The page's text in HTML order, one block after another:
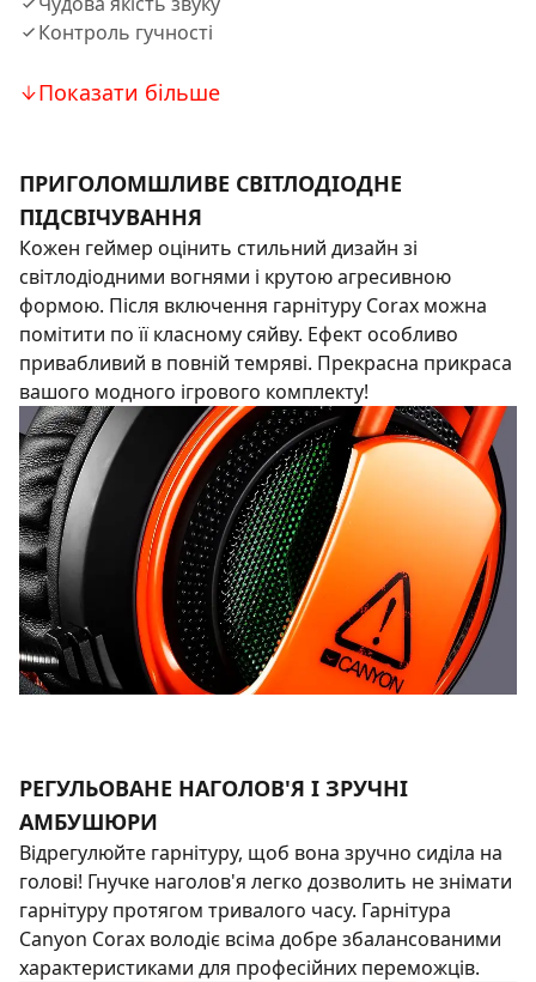
Контроль гучності
Показати більше
ПРИГОЛОМШЛИВЕ СВІТЛОДІОДНЕ
ПІДСВІЧУВАННЯ
Кожен геймер оцінить стильний дизайн зі
світлодіодними вогнями і крутою агресивною
формою. Після включення гарнітуру Corax можна
помітити по її класному сяйву. Ефект особливо
привабливий в повній темряві. Прекрасна прикраса
вашого модного ігрового комплекту!
РЕГУЛЬОВАНЕ НАГОЛОВ'Я І ЗРУЧНІ
АМБУШЮРИ
Відрегулюйте гарнітуру, щоб вона зручно сиділа на
голові! Гнучке наголов'я легко дозволить не знімати
гарнітуру протягом тривалого часу. Гарнітура
Canyon Corax володіє всіма добре збалансованими
характеристиками для професійних переможців.